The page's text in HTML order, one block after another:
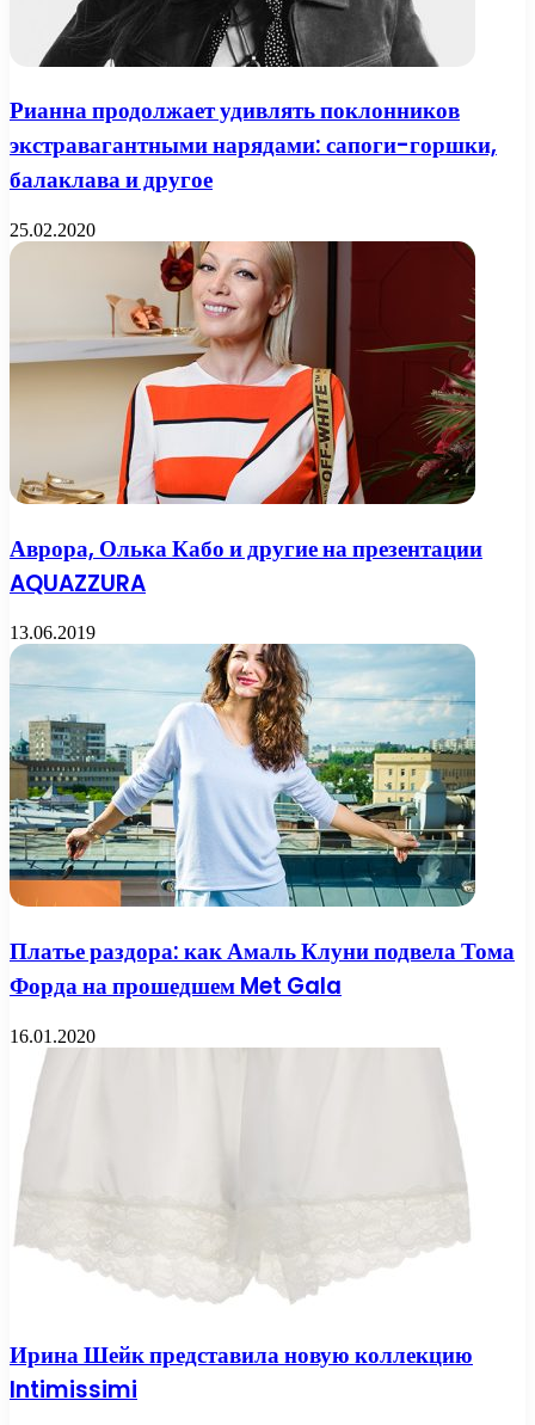
Рианна продолжает удивлять поклонников
экстравагантными нарядами: сапоги-горшки,
балаклава и другое
25.02.2020
Аврора, Олька Кабо и другие на презентации
AQUAZZURA
13.06.2019
Платье раздора: как Амаль Клуни подвела Тома
Форда на прошедшем Met Gala
16.01.2020
Ирина Шейк представила новую коллекцию
Intimissimi